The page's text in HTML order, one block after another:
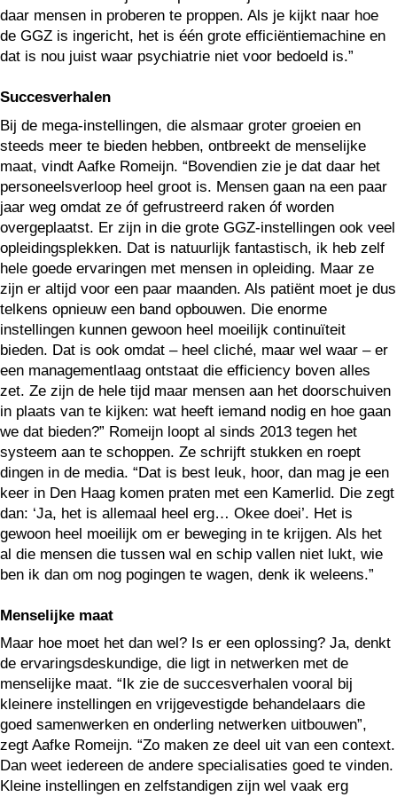
daar mensen in proberen te proppen. Als je kijkt naar hoe
de GGZ is ingericht, het is één grote efficiëntiemachine en
dat is nou juist waar psychiatrie niet voor bedoeld is.”
Succesverhalen
Bij de mega-instellingen, die alsmaar groter groeien en
steeds meer te bieden hebben, ontbreekt de menselijke
maat, vindt Aafke Romeijn. “Bovendien zie je dat daar het
personeelsverloop heel groot is. Mensen gaan na een paar
jaar weg omdat ze óf gefrustreerd raken óf worden
overgeplaatst. Er zijn in die grote GGZ-instellingen ook veel
opleidingsplekken. Dat is natuurlijk fantastisch, ik heb zelf
hele goede ervaringen met mensen in opleiding. Maar ze
zijn er altijd voor een paar maanden. Als patiënt moet je dus
telkens opnieuw een band opbouwen. Die enorme
instellingen kunnen gewoon heel moeilijk continuïteit
bieden. Dat is ook omdat – heel cliché, maar wel waar – er
een managementlaag ontstaat die efficiency boven alles
zet. Ze zijn de hele tijd maar mensen aan het doorschuiven
in plaats van te kijken: wat heeft iemand nodig en hoe gaan
we dat bieden?” Romeijn loopt al sinds 2013 tegen het
systeem aan te schoppen. Ze schrijft stukken en roept
dingen in de media. “Dat is best leuk, hoor, dan mag je een
keer in Den Haag komen praten met een Kamerlid. Die zegt
dan: ‘Ja, het is allemaal heel erg… Okee doei’. Het is
gewoon heel moeilijk om er beweging in te krijgen. Als het
al die mensen die tussen wal en schip vallen niet lukt, wie
ben ik dan om nog pogingen te wagen, denk ik weleens.”
Menselijke maat
Maar hoe moet het dan wel? Is er een oplossing? Ja, denkt
de ervaringsdeskundige, die ligt in netwerken met de
menselijke maat. “Ik zie de succesverhalen vooral bij
kleinere instellingen en vrijgevestigde behandelaars die
goed samenwerken en onderling netwerken uitbouwen”,
zegt Aafke Romeijn. “Zo maken ze deel uit van een context.
Dan weet iedereen de andere specialisaties goed te vinden.
Kleine instellingen en zelfstandigen zijn wel vaak erg